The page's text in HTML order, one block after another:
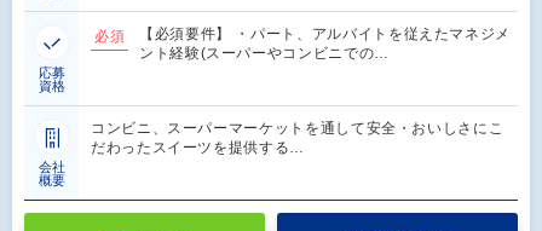
応募
資格
必須
【必須要件】 ・パート、アルバイトを従えたマネジメ
ント経験(スーパーやコンビニでの…
会社
概要
コンビニ、スーパーマーケットを通して安全・おいしさにこ
だわったスイーツを提供する…